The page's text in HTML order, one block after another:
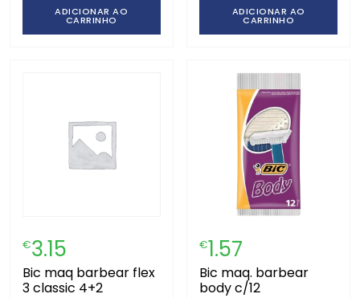
ADICIONAR AO
CARRINHO
ADICIONAR AO
CARRINHO
€3.15
bic maq barbear flex
3 classic 4+2
€1.57
bic maq. barbear
body c/12